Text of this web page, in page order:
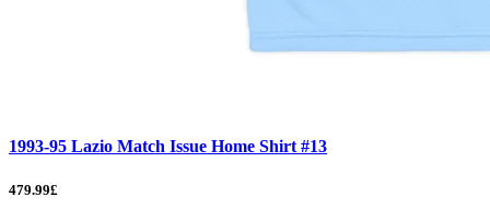
1993-95 Lazio Match Issue Home Shirt #13
479.99£